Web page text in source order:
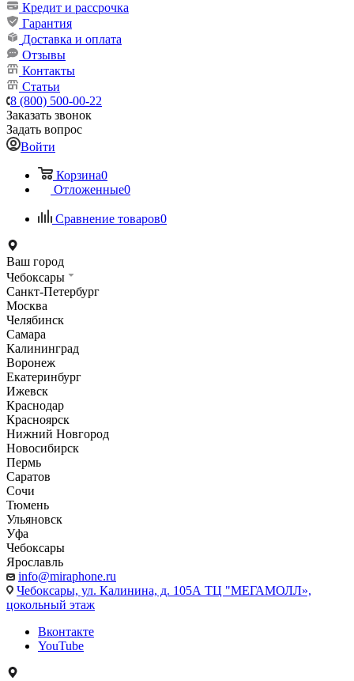
Кредит и рассрочка
Гарантия
Доставка и оплата
Отзывы
Контакты
Статьи
8 (800) 500-00-22
Заказать звонок
Задать вопрос
Войти
Корзина0
Отложенные0
Сравнение товаров0
Ваш город
Чебоксары
Санкт-Петербург
Москва
Челябинск
Самара
Калининград
Воронеж
Екатеринбург
Ижевск
Краснодар
Красноярск
Нижний Новгород
Новосибирск
Пермь
Саратов
Сочи
Тюмень
Ульяновск
Уфа
Чебоксары
Ярославль
info@miraphone.ru
Чебоксары, ул. Калинина, д. 105А ТЦ "МЕГАМОЛЛ»,
цокольный этаж
Вконтакте
YouTube